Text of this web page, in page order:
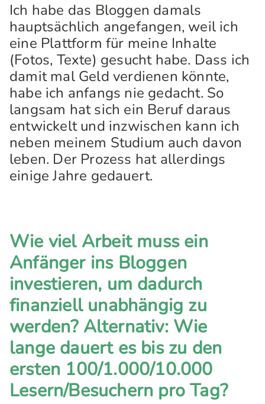
Ich habe das Bloggen damals
hauptsächlich angefangen, weil ich
eine Plattform für meine Inhalte
(Fotos, Texte) gesucht habe. Dass ich
damit mal Geld verdienen könnte,
habe ich anfangs nie gedacht. So
langsam hat sich ein Beruf daraus
entwickelt und inzwischen kann ich
neben meinem Studium auch davon
leben. Der Prozess hat allerdings
einige Jahre gedauert.
Wie viel Arbeit muss ein
Anfänger ins Bloggen
investieren, um dadurch
finanziell unabhängig zu
werden? Alternativ: Wie
lange dauert es bis zu den
ersten 100/1.000/10.000
Lesern/Besuchern pro Tag?